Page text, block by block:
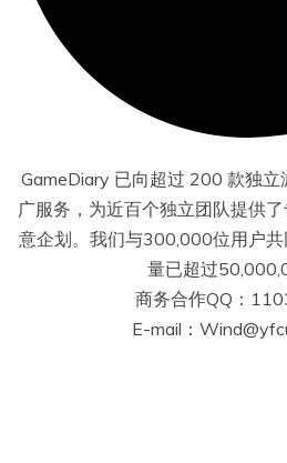
GameDiary 已向超过 200 款独
广服务，为近百个独立团队提供
意企划。我们与300,000位用户
量已超过
商务合作QQ：
E-mail：